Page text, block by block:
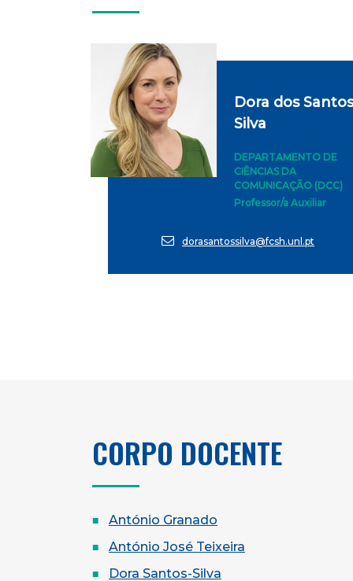
Dora dos Santos
Silva
DEPARTAMENTO DE
CIÊNCIAS DA
COMUNICAÇÃO (DCC)
Professor/a Auxiliar
dorasantossilva@fcsh.unl.pt
CORPO DOCENTE
António Granado
António José Teixeira
Dora Santos-Silva